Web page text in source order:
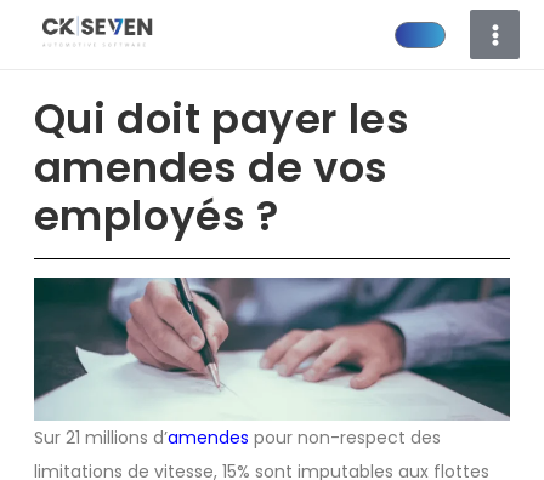
Qui doit payer les
amendes de vos
employés ?
Sur 21 millions d’amendes pour non-respect des
limitations de vitesse, 15% sont imputables aux flottes